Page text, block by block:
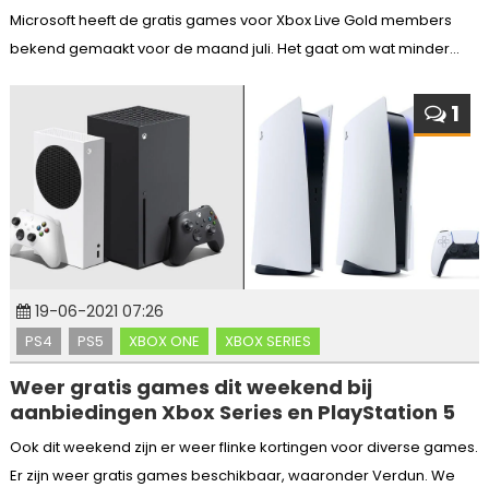
Microsoft heeft de gratis games voor Xbox Live Gold members
bekend gemaakt voor de maand juli. Het gaat om wat minder...
1
19-06-2021 07:26
PS4 PS5 XBOX ONE XBOX SERIES
Weer gratis games dit weekend bij
aanbiedingen Xbox Series en PlayStation 5
Ook dit weekend zijn er weer flinke kortingen voor diverse games.
Er zijn weer gratis games beschikbaar, waaronder Verdun. We